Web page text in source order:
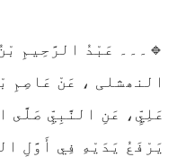
🔹۔۔۔ عَبْدُ الرَّحِيمِ
النھشلی ، عَنْ عَاصِمِ
عَلِيٍّ، عَنِ النَّبِيِّ صَلَّى
يَرْفَعُ يَدَيْهِ فِي أَوَّلِ